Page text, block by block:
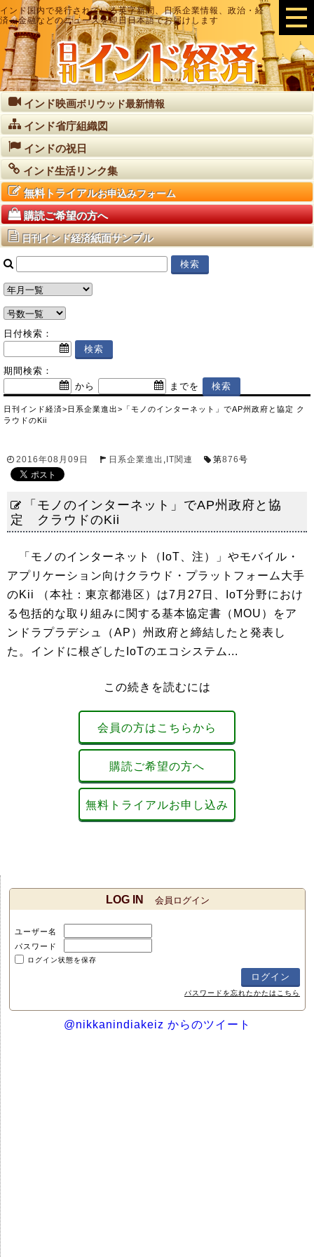
インド国内で発行されている英字新聞、日系企業情報、政治・経
済・金融などのニュースを即日日本語でお届けします
インド映画ボリウッド最新情報
インド省庁組織図
インドの祝日
インド生活リンク集
無料トライアルお申込みフォーム
購読ご希望の方へ
日刊インド経済紙面サンプル
日付検索：
期間検索：
から
までを
日刊インド経済>日系企業進出> 「モノのインターネット」でAP州政府と協定 ク
ラウドのKii
2016年08月09日 日系企業進出 , IT関連 第876号
「モノのインターネット」でAP州政府と協
定 クラウドのKii
「モノのインターネット（IoT、注）」やモバイル・
アプリケーション向けクラウド・プラットフォーム大手
のKii （本社：東京都港区）は7月27日、IoT分野におけ
る包括的な取り組みに関する基本協定書（MOU）をア
ンドラプラデシュ（AP）州政府と締結したと発表し
た。インドに根ざしたIoTのエコシステム...
この続きを読むには
会員の方はこちらから
購読ご希望の方へ
無料トライアルお申し込み
LOG IN 会員ログイン
ユーザー名
パスワード
ログイン状態を保存
パスワードを忘れたかたはこちら
@nikkanindiakeiz からのツイート